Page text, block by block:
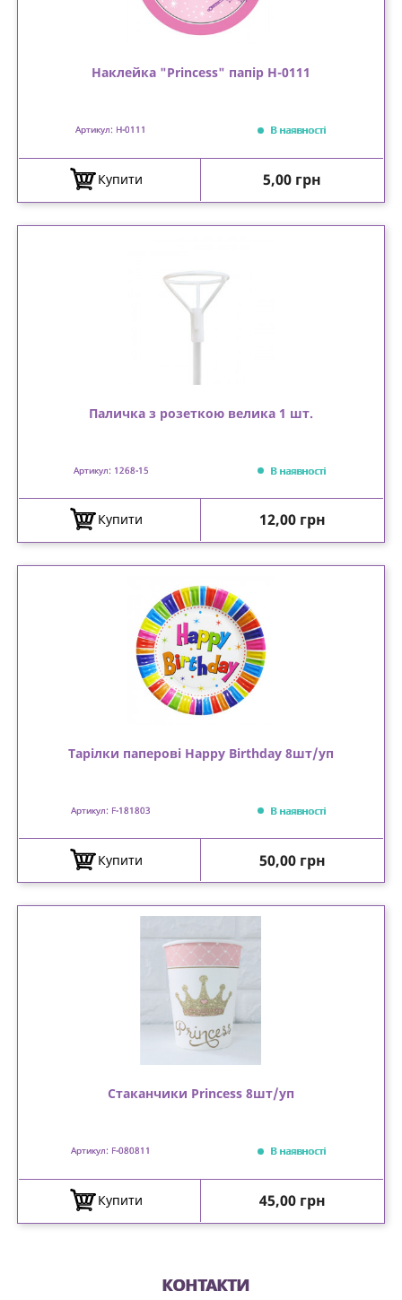
Наклейка "Princess" папір Н-0111
Артикул: Н-0111 В наявності
Купити Ціна
5,00 грн
Паличка з розеткою велика 1 шт.
Артикул: 1268-15 В наявності
Купити Ціна
12,00 грн
Тарілки паперові Happy Birthday 8шт/уп
Артикул: F-181803 В наявності
Купити Ціна
50,00 грн
Стаканчики Princess 8шт/уп
Артикул: F-080811 В наявності
Купити Ціна
45,00 грн
КОНТАКТИ